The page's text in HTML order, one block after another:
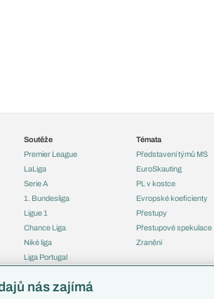
Soutěže
Premier League
LaLiga
Serie A
1. Bundesliga
Ligue 1
Chance Liga
Niké liga
Liga Portugal
Liga mistrů
Témata
Představení týmů MS
EuroSkauting
PL v kostce
Evropské koeficienty
Přestupy
Přestupové spekulace
Zranění
nás zajímá